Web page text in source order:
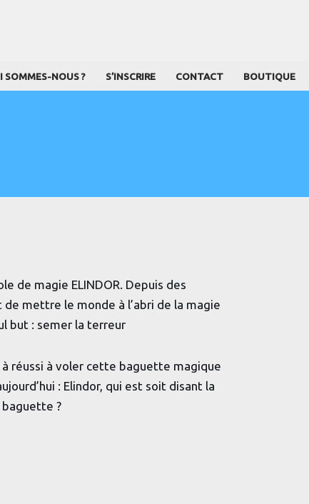
SOMMES-NOUS ? S’INSCRIRE CONTACT BOUTIQUE
de magie ELINDOR. Depuis des
mettre le monde à l’abri de la magie
but : semer la terreur
réussi à voler cette baguette magique
: Elindor, qui est soit disant la
?